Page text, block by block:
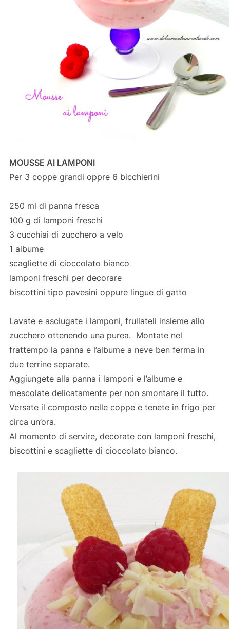
MOUSSE AI LAMPONI
Per 3 coppe grandi oppre 6 bicchierini
250 ml di panna fresca
100 g di lamponi freschi
3 cucchiai di zucchero a velo
1 albume
scagliette di cioccolato bianco
lamponi freschi per decorare
biscottini tipo pavesini oppure lingue di gatto
Lavate e asciugate i lamponi, frullateli insieme allo
zucchero ottenendo una purea. Montate nel
frattempo la panna e l’albume a neve ben ferma in
due terrine separate.
Aggiungete alla panna i lamponi e l’albume e
mescolate delicatamente per non smontare il tutto.
Versate il composto nelle coppe e tenete in frigo per
circa un’ora.
Al momento di servire, decorate con lamponi freschi,
biscottini e scagliette di cioccolato bianco.